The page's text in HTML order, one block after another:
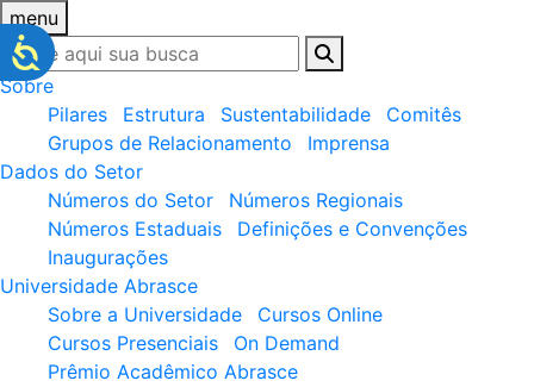
menu
Sobre
Pilares
Estrutura Sustentabilidade
Comitês
Grupos de Relacionamento
Imprensa
Dados do Setor
Números do Setor
Números Regionais
Números Estaduais
Definições e Convenções
Inaugurações
Universidade Abrasce
Sobre a Universidade
Cursos Online
Cursos Presenciais
On Demand
Prêmio Acadêmico Abrasce